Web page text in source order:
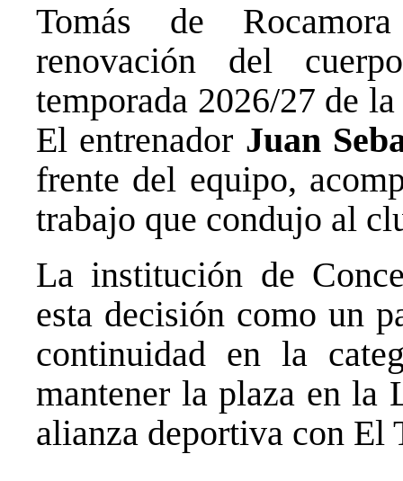
Tomás de
renovación del
temporada 2026/27 de
El entrenador Juan
frente del equipo,
trabajo que condujo al
La institución de
esta decisión como un
continuidad en la
mantener la plaza en la
alianza deportiva con El